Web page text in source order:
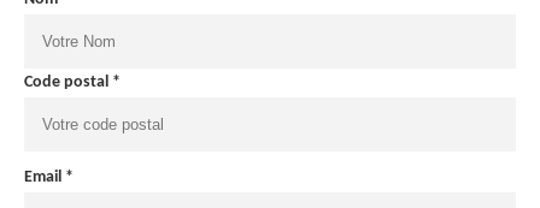
Code postal *
Email *